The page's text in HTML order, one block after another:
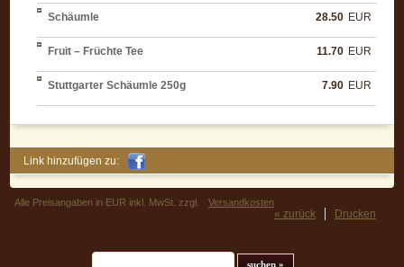
Schäumle 28.50 EUR
Fruit – Früchte Tee 11.70 EUR
Stuttgarter Schäumle 250g 7.90 EUR
Link hinzufügen zu:
Alle Preisangaben in EUR inkl. MwSt. zzgl. Versandkosten
Drucken
« zurück